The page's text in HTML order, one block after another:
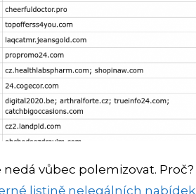
vůbec polemizovat.
listině nelegálních